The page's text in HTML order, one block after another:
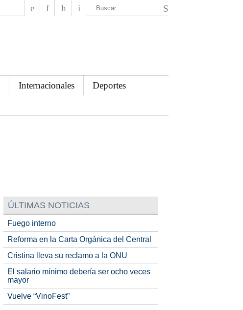
Internacionales
Deportes
ÚLTIMAS NOTICIAS
Fuego interno
Reforma en la Carta Orgánica del Central
Cristina lleva su reclamo a la ONU
El salario mínimo debería ser ocho veces
mayor
Vuelve “VinoFest”